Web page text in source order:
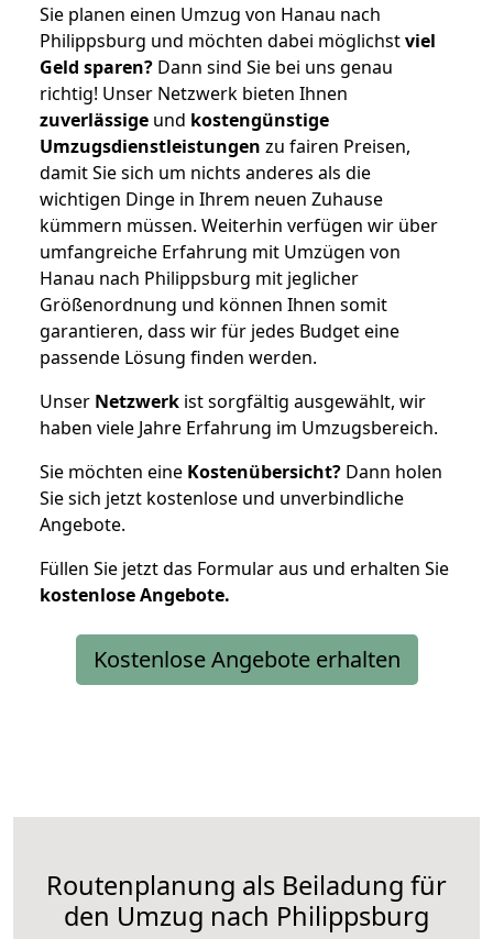
Sie planen einen Umzug von Hanau nach
Philippsburg und möchten dabei möglichstviel
Geld sparen? Dann sind Sie bei uns genau
richtig! Unser Netzwerk bieten Ihnen
zuverlässige und kostengünstige
Umzugsdienstleistungen zu fairen Preisen,
damit Sie sich um nichts anderes als die
wichtigen Dinge in Ihrem neuen Zuhause
kümmern müssen. Weiterhin verfügen wir über
umfangreiche Erfahrung mit Umzügen von
Hanau nach Philippsburg mit jeglicher
Größenordnung und können Ihnen somit
garantieren, dass wir für jedes Budget eine
passende Lösung finden werden.
Unser Netzwerk ist sorgfältig ausgewählt, wir
haben viele Jahre Erfahrung im Umzugsbereich.
Sie möchten eine Kostenübersicht? Dann holen
Sie sich jetzt kostenlose und unverbindliche
Angebote.
Füllen Sie jetzt das Formular aus und erhalten Sie
kostenloseAngebote.
Kostenlose Angebote erhalten
Routenplanung als Beiladung für
den Umzug nach Philippsburg